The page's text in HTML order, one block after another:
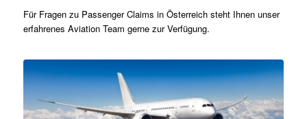
Für Fragen zu Passenger Claims in Österreich steht Ihnen unser
erfahrenes Aviation Team gerne zur Verfügung.